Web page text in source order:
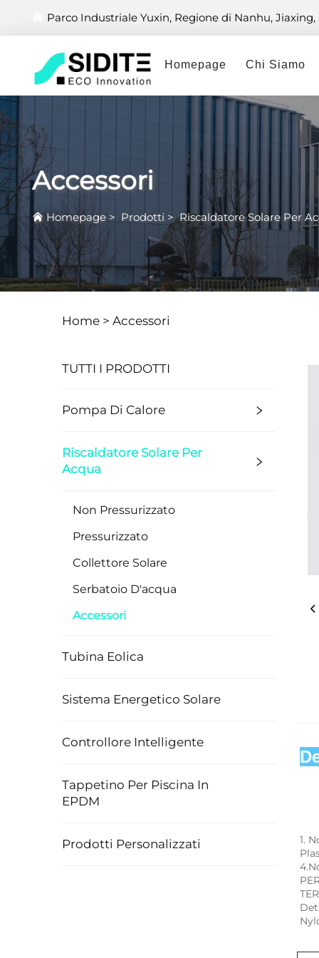
Parco Industriale Yuxin, Regione di Nanhu,
Homepage Chi Siamo
Accessori
Homepage > Prodotti >Riscaldatore Solare Per
Home > Accessori
TUTTI I PRODOTTI
Pompa Di Calore
Riscaldatore Solare Per
Acqua
Non Pressurizzato
Pressurizzato
Collettore Solare
Serbatoio D'acqua
Accessori
Tubina Eolica
Sistema Energetico Solare
Controllore Intelligente
Tappetino Per Piscina In
EPDM
Prodotti Personalizzati
1.